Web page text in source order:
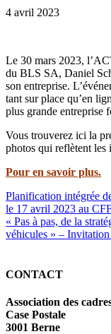
4 avril 2023
Le 30 mars 2023,
du BLS SA, Daniel
son entreprise.
tant sur place qu’en
plus grande entreprise
Vous trouverez ici la
photos qui reflètent les
Pour en savoir plus.
Planification intégrée
le 17 avril 2023 au
« Pas à pas, de la
véhicules » –
CONTACT
Association des
Case Postale
3001 Berne